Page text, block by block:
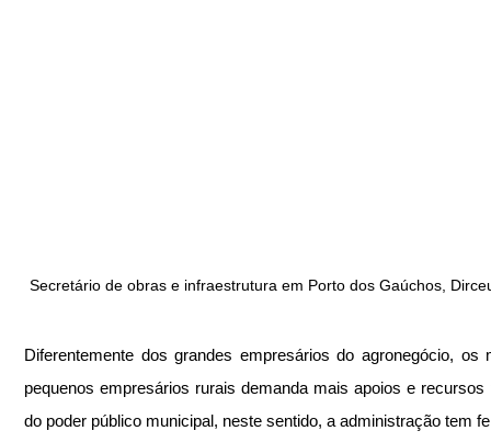
Secretário de obras e infraestrutura em Porto dos Gaúchos,
Diferentemente dos grandes empresários do agronegócio, os
pequenos empresários rurais demanda mais apoios e recursos
do poder público municipal, neste sentido, a administração tem